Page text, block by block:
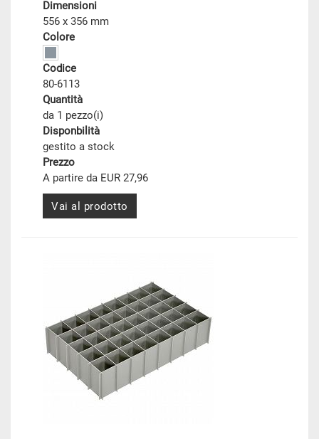
Dimensioni
556 x 356 mm
Colore
Codice
80-6113
Quantità
da 1 pezzo(i)
Disponbilità
gestito a stock
Prezzo
A partire da EUR 27,96
Vai al prodotto